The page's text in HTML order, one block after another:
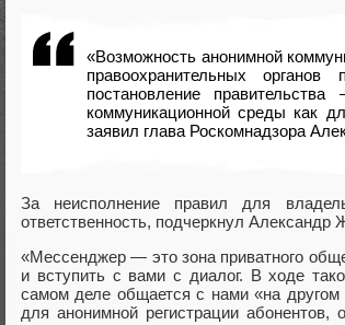
«Возможность анонимной
правоохранительных
постановление
коммуникационной среды как
заявил глава Роскомнадзора
За неисполнение правил для
ответственность, подчеркнул Александр
«Мессенджер — это зона приватного
и вступить с вами с диалог. В ходе
самом деле общается с нами «на
для анонимной регистрации абонентов,